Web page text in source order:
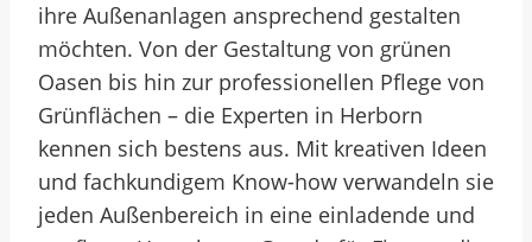
ihre Außenanlagen ansprechend gestalten
möchten. Von der Gestaltung von grünen
Oasen bis hin zur professionellen Pflege von
Grünflächen – die Experten in Herborn
kennen sich bestens aus. Mit kreativen Ideen
und fachkundigem Know-how verwandeln sie
jeden Außenbereich in eine einladende und